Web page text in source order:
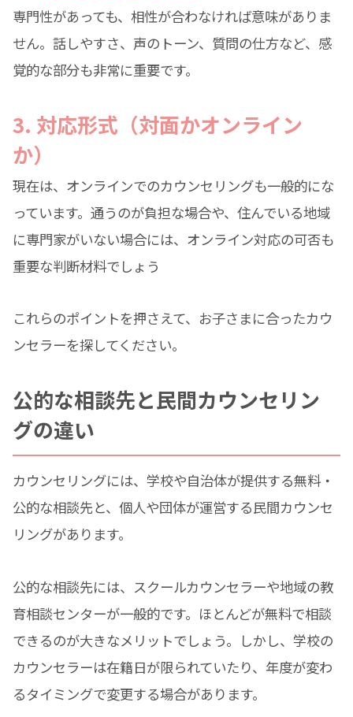
専門性があっても、相性が合わなければ意味がありま
せん。話しやすさ、声のトーン、質問の仕方など、感
覚的な部分も非常に重要です。
3. 対応形式（対面かオンライン
か）
現在は、オンラインでのカウンセリングも一般的にな
っています。通うのが負担な場合や、住んでいる地域
に専門家がいない場合には、オンライン対応の可否も
重要な判断材料でしょう
これらのポイントを押さえて、お子さまに合ったカウ
ンセラーを探してください。
公的な相談先と民間カウンセリン
グの違い
カウンセリングには、学校や自治体が提供する無料・
公的な相談先と、個人や団体が運営する民間カウンセ
リングがあります。
公的な相談先には、スクールカウンセラーや地域の教
育相談センターが一般的です。ほとんどが無料で相談
できるのが大きなメリットでしょう。しかし、学校の
カウンセラーは在籍日が限られていたり、年度が変わ
るタイミングで変更する場合があります。